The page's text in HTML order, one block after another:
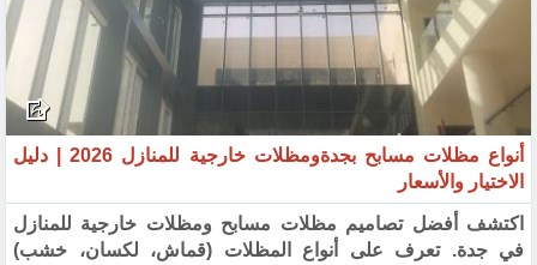
أنواع مظلات مسابح بجدةومظلات خارجية للمنازل 2026 | دليل
الاختيار والأسعار
اكتشف أفضل تصاميم مظلات مسابح ومظلات خارجية للمنازل
في جدة. تعرف على أنواع المظلات (قماش، لكسان، خشب)